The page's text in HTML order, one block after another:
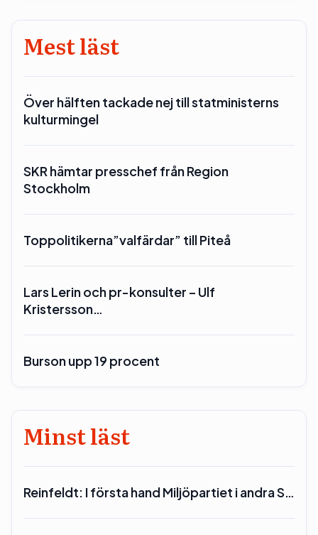
Mest läst
Över hälften tackade nej till statministerns
kulturmingel
SKR hämtar presschef från Region
Stockholm
Toppolitikerna”valfärdar” till Piteå
Lars Lerin och pr-konsulter – Ulf
Kristersson…
Burson upp 19 procent
Minst läst
Reinfeldt: I första hand Miljöpartiet i andra S…